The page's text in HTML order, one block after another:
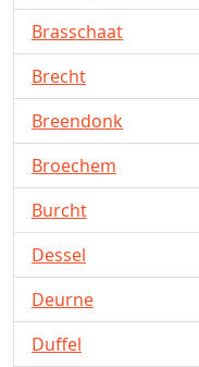
Brasschaat
Brecht
Breendonk
Broechem
Burcht
Dessel
Deurne
Duffel